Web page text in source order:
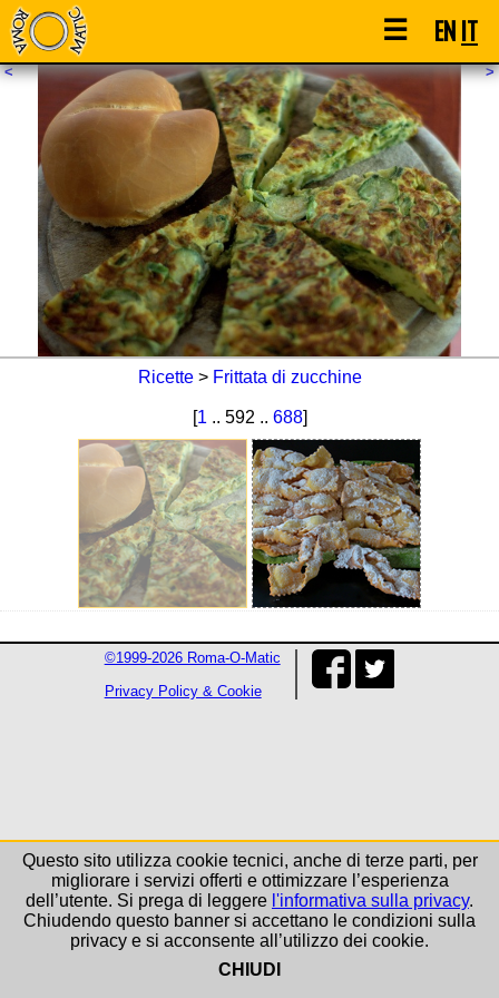
☰ ENIT
< >
Ricette> Frittata di zucchine
[1 .. 592 .. 688]
©1999-2026 Roma-O-Matic
Privacy Policy & Cookie
Questo sito utilizza cookie tecnici, anche di terze parti, per
migliorare i servizi offerti e ottimizzare l’esperienza
dell’utente. Si prega di leggere l'informativa sulla privacy.
Chiudendo questo banner si accettano le condizioni sulla
privacy e si acconsente all’utilizzo dei cookie.
CHIUDI